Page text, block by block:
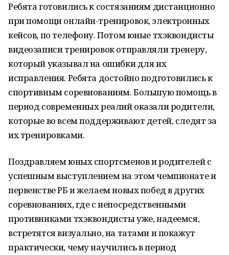
Ребята готовились к состязаниям дистанционно
при помощи онлайн-тренировок, электронных
кейсов, по телефону. Потом юные тхэквондисты
видеозаписи тренировок отправляли тренеру,
который указывал на ошибки для их
исправления. Ребята достойно подготовились к
спортивным соревнованиям. Большую помощь в
период современных реалий оказали родители,
которые во всем поддерживают детей, следят за
их тренировками.
Поздравляем юных спортсменов и родителей с
успешным выступлением на этом чемпионате и
первенстве РБ и желаем новых побед в других
соревнованиях, где с непосредственными
противниками тхэквондисты уже, надеемся,
встретятся визуально, на татами и покажут
практически, чему научились в период